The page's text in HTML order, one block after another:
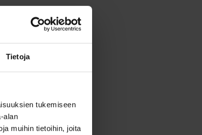
Tietoja
tukemiseen
alan
muihin tietoihin, joita